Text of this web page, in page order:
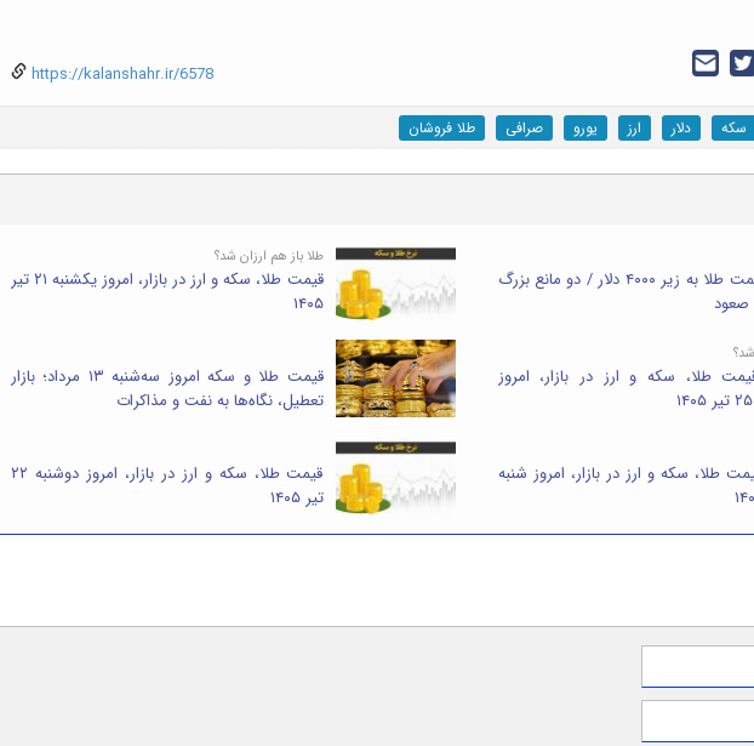
https://kalanshahr.ir/6578
سکه دلار ارز یورو صرافی طلا فروشان
سقوط قیمت طلا به زیر ۴۰۰۰ دلار / دو مانع بزرگ
صعود
طلا باز هم ارزان شد؟
قیمت طلا، سکه و ارز در بازار، امروز یکشنبه ۲۱ تیر
۱۴۰۵
طلا، سکه و ارز در بازار، امروز
قیمت طلا و سکه امروز سه‌شنبه ۱۳ مرداد؛ بازار
تعطیل، نگاه‌ها به نفت و مذاکرات
طلا، سکه و ارز در بازار، امروز شنبه
قیمت طلا، سکه و ارز در بازار، امروز دوشنبه ۲۲
تیر ۱۴۰۵